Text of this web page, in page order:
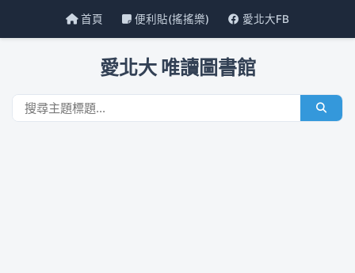
首頁 便利貼(搖搖樂) 愛北大FB
愛北大 唯讀圖書館